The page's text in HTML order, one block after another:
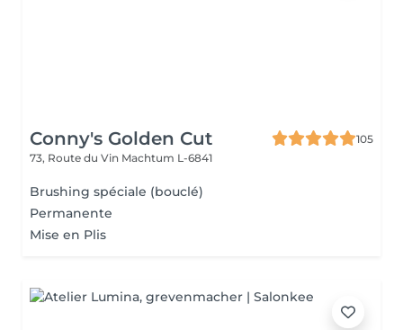
Conny's Golden Cut
105
73, Route du Vin Machtum L-6841
Brushing spéciale (bouclé)
Permanente
Mise en Plis